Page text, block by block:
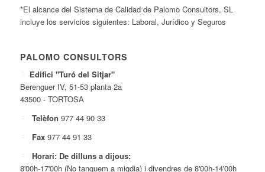
*El alcance del Sistema de Calidad de Palomo Consultors, SL
incluye los servicios siguientes: Laboral, Jurídico y Seguros
PALOMO CONSULTORS
Edifici "Turó del Sitjar"
Berenguer IV, 51-53 planta 2a
43500 - TORTOSA
Telèfon 977 44 90 33
Fax 977 44 91 33
Horari: De dilluns a dijous:
8'00h-17'00h (No tanquem a migdia) i divendres de 8'00h-14'00h